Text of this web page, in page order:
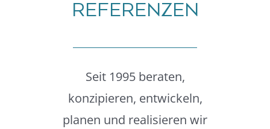
REFERENZEN
Seit 1995 beraten,
konzipieren, entwickeln,
planen und realisieren wir